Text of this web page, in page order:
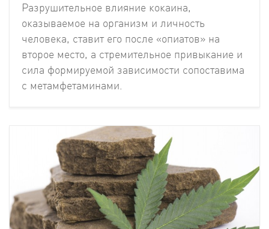
Разрушительное влияние кокаина,
оказываемое на организм и личность
человека, ставит его после «опиатов» на
второе место, а стремительное привыкание и
сила формируемой зависимости сопоставима
с метамфетаминами.